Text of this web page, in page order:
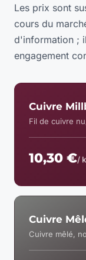
Les prix sont
cours du
d'information ;
engagement
Cuivre
Fil de cuivre
10,30 €/
Cuivre
Cuivre mêlé,